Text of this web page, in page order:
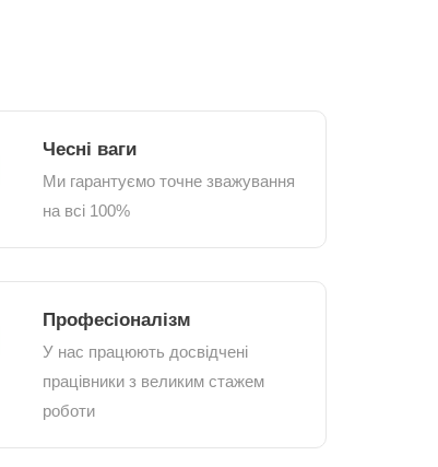
Чесні ваги
Ми гарантуємо точне зважування
на всі 100%
Професіоналізм
У нас працюють досвідчені
працівники з великим стажем
роботи